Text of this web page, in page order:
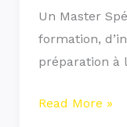
Un Master
formation,
préparation à
Read More »